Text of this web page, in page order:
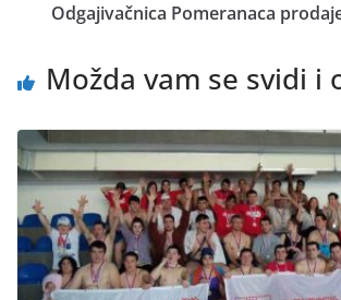
Odgajivačnica Pomeranaca
Možda vam se svidi i